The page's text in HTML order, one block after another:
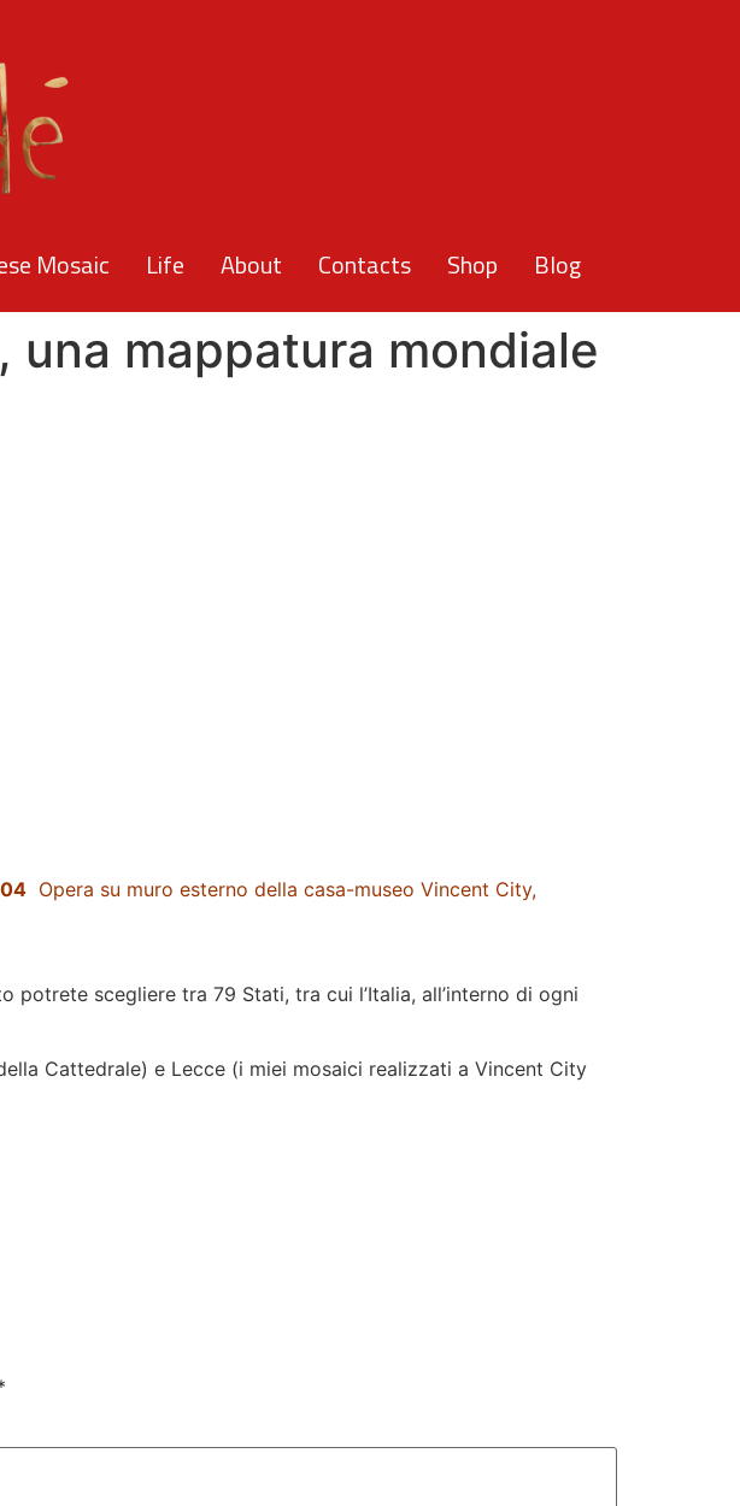
Mosaic Life About Contacts Shop Blog
una mappatura mondiale
Opera su muro esterno della casa-museo Vincent City,
potrete scegliere tra 79 Stati, tra cui l’Italia, all’interno di ogni
Cattedrale) e Lecce (i miei mosaici realizzati a Vincent City